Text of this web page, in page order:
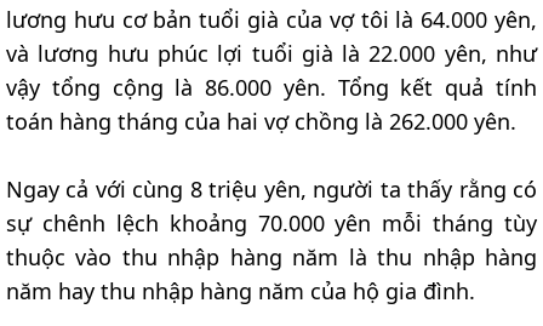
lương hưu cơ bản tuổi già của vợ tôi là 64.000 yên,
và lương hưu phúc lợi tuổi già là 22.000 yên, như
vậy tổng cộng là 86.000 yên. Tổng kết quả tính
toán hàng tháng của hai vợ chồng là 262.000 yên.
Ngay cả với cùng 8 triệu yên, người ta thấy rằng có
sự chênh lệch khoảng 70.000 yên mỗi tháng tùy
thuộc vào thu nhập hàng năm là thu nhập hàng
năm hay thu nhập hàng năm của hộ gia đình.